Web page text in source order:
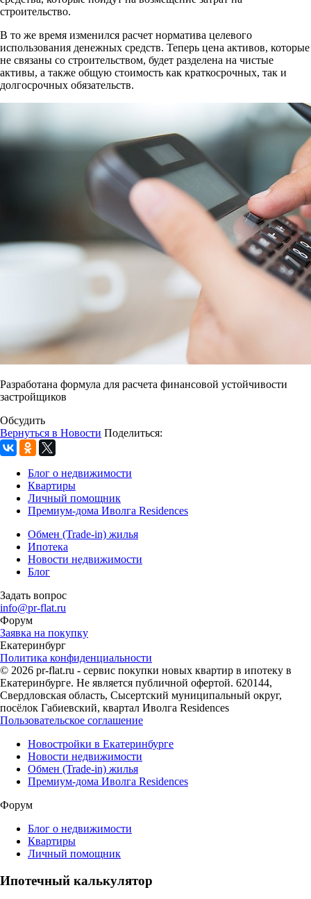
строительство.
В то же время изменился расчет норматива целевого
использования денежных средств. Теперь цена активов, которые
не связаны со строительством, будет разделена на чистые
активы, а также общую стоимость как краткосрочных, так и
долгосрочных обязательств.
Разработана формула для расчета финансовой устойчивости
застройщиков
Обсудить
Вернуться в Новости Поделиться:
Блог о недвижимости
Квартиры
Личный помощник
Премиум-дома Иволга Residences
Обмен (Trade-in) жилья
Ипотека
Новости недвижимости
Блог
Задать вопрос
info@pr-flat.ru
Форум
Заявка на покупку
Екатеринбург
Политика конфиденциальности
© 2026 pr-flat.ru - сервис покупки новых квартир в ипотеку в
Екатеринбурге. Не является публичной офертой. 620144,
Свердловская область, Сысертский муниципальный округ,
посёлок Габиевский, квартал Иволга Residences
Пользовательское соглашение
Новостройки в Екатеринбурге
Новости недвижимости
Обмен (Trade-in) жилья
Премиум-дома Иволга Residences
Форум
Блог о недвижимости
Квартиры
Личный помощник
Ипотечный калькулятор